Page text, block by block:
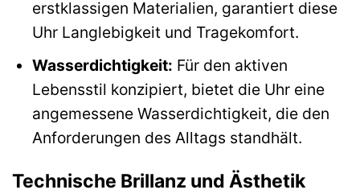
erstklassigen Materialien, garantiert diese
Uhr Langlebigkeit und Tragekomfort.
Wasserdichtigkeit: Für den aktiven
Lebensstil konzipiert, bietet die Uhr eine
angemessene Wasserdichtigkeit, die den
Anforderungen des Alltags standhält.
Technische Brillanz und Ästhetik